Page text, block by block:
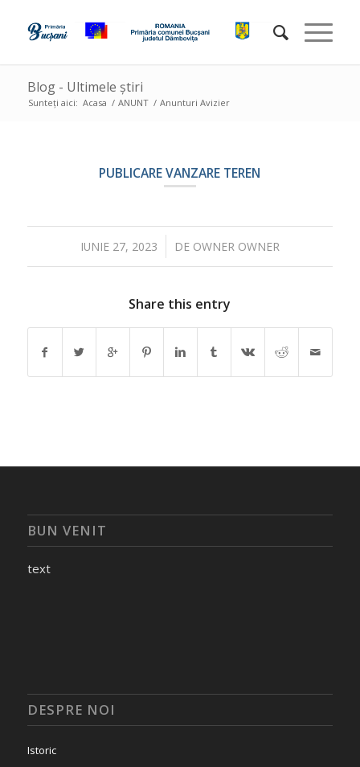
Blog - Ultimele știri
Sunteți aici: Acasa / ANUNT / Anunturi Avizier
PUBLICARE VANZARE TEREN
IUNIE 27, 2023
/ DE OWNER OWNER
Share this entry
BUN VENIT
text
DESPRE NOI
Istoric